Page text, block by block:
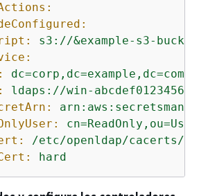
s3://&example-s3-
dc=corp,dc=example,dc=com
ldaps://win-
/etc/openldap/cacerts/
hard